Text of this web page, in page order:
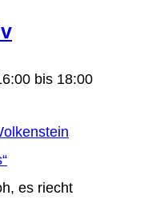
bis 18:00
es riecht